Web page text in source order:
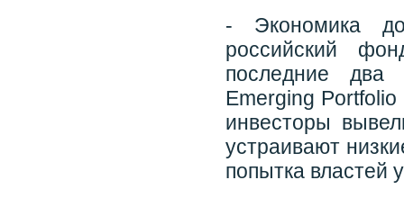
- Экономика
российский
последние
Emerging
инвесторы
устраивают
попытка властей